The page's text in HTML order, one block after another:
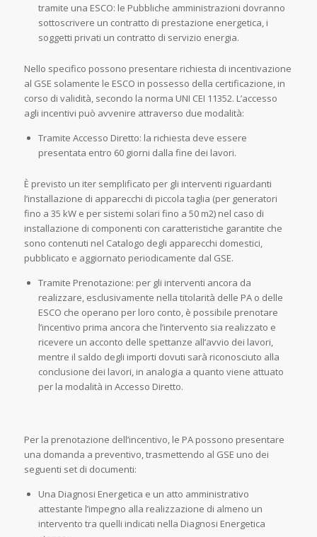
tramite una ESCO: le Pubbliche amministrazioni dovranno
sottoscrivere un contratto di prestazione energetica, i
soggetti privati un contratto di servizio energia.
Nello specifico possono presentare richiesta di incentivazione
al GSE solamente le ESCO in possesso della certificazione, in
corso di validità, secondo la norma UNI CEI 11352. L’accesso
agli incentivi può avvenire attraverso due modalità:
Tramite Accesso Diretto: la richiesta deve essere
presentata entro 60 giorni dalla fine dei lavori.
È previsto un iter semplificato per gli interventi riguardanti
l’installazione di apparecchi di piccola taglia (per generatori
fino a 35 kW e per sistemi solari fino a 50 m2) nel caso di
installazione di componenti con caratteristiche garantite che
sono contenuti nel Catalogo degli apparecchi domestici,
pubblicato e aggiornato periodicamente dal GSE.
Tramite Prenotazione: per gli interventi ancora da
realizzare, esclusivamente nella titolarità delle PA o delle
ESCO che operano per loro conto, è possibile prenotare
l’incentivo prima ancora che l’intervento sia realizzato e
ricevere un acconto delle spettanze all’avvio dei lavori,
mentre il saldo degli importi dovuti sarà riconosciuto alla
conclusione dei lavori, in analogia a quanto viene attuato
per la modalità in Accesso Diretto.
Per la prenotazione dell’incentivo, le PA possono presentare
una domanda a preventivo, trasmettendo al GSE uno dei
seguenti set di documenti:
Una Diagnosi Energetica e un atto amministrativo
attestante l’impegno alla realizzazione di almeno un
intervento tra quelli indicati nella Diagnosi Energetica